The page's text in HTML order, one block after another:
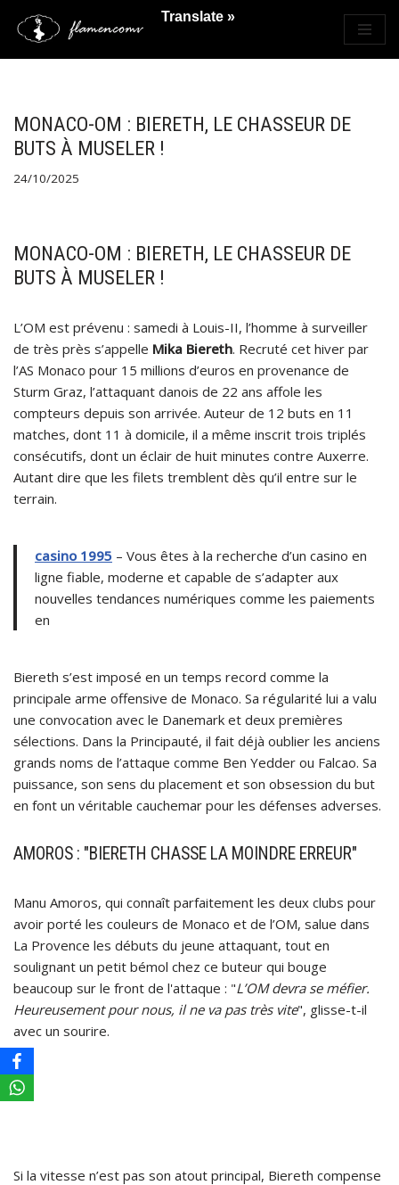
Saltar
MONACO-OM : BIERETH, LE CHASSEUR DE
BUTS À MUSELER !
24/10/2025
MONACO-OM : BIERETH, LE CHASSEUR DE
BUTS À MUSELER !
L’OM est prévenu : samedi à Louis-II, l’homme à surveiller
de très près s’appelle Mika Biereth. Recruté cet hiver par
l’AS Monaco pour 15 millions d’euros en provenance de
Sturm Graz, l’attaquant danois de 22 ans affole les
compteurs depuis son arrivée. Auteur de 12 buts en 11
matches, dont 11 à domicile, il a même inscrit trois triplés
consécutifs, dont un éclair de huit minutes contre Auxerre.
Autant dire que les filets tremblent dès qu’il entre sur le
terrain.
casino 1995 – Vous êtes à la recherche d’un casino en
ligne fiable, moderne et capable de s’adapter aux
nouvelles tendances numériques comme les paiements
en
Biereth s’est imposé en un temps record comme la
principale arme offensive de Monaco. Sa régularité lui a valu
une convocation avec le Danemark et deux premières
sélections. Dans la Principauté, il fait déjà oublier les anciens
grands noms de l’attaque comme Ben Yedder ou Falcao. Sa
puissance, son sens du placement et son obsession du but
en font un véritable cauchemar pour les défenses adverses.
AMOROS : "BIERETH CHASSE LA MOINDRE ERREUR"
Manu Amoros, qui connaît parfaitement les deux clubs pour
avoir porté les couleurs de Monaco et de l’OM, salue dans
La Provence les débuts du jeune attaquant, tout en
soulignant un petit bémol chez ce buteur qui bouge
beaucoup sur le front de l'attaque : "L’OM devra se méfier.
Heureusement pour nous, il ne va pas très vite", glisse-t-il
avec un sourire.
Si la vitesse n’est pas son atout principal, Biereth compense
Translate »